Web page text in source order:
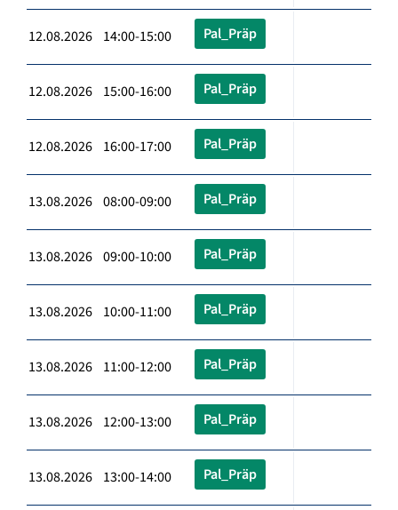
12.08.2026 14:00-15:00 Pal_Präp
12.08.2026 15:00-16:00 Pal_Präp
12.08.2026 16:00-17:00 Pal_Präp
13.08.2026 08:00-09:00 Pal_Präp
13.08.2026 09:00-10:00 Pal_Präp
13.08.2026 10:00-11:00 Pal_Präp
13.08.2026 11:00-12:00 Pal_Präp
13.08.2026 12:00-13:00 Pal_Präp
13.08.2026 13:00-14:00 Pal_Präp